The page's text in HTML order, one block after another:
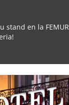
stand en la